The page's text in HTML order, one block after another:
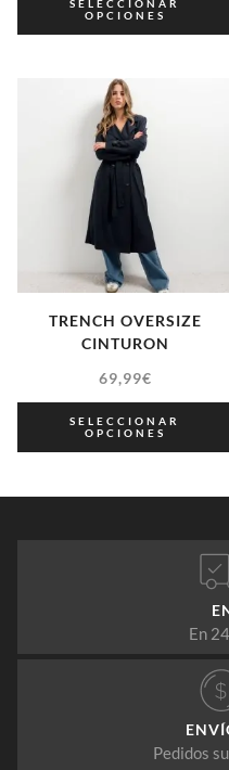
SELECCIONAR
OPCIONES
TRENCH OVERSIZE
CINTURON
69,99€
SELECCIONAR
OPCIONES
En
Pedidos